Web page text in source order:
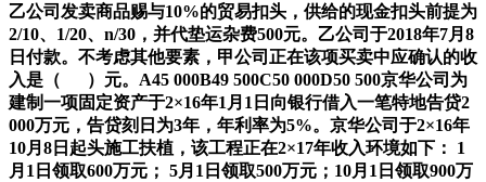
乙公司发卖商品赐与10%的贸易扣头，供给的现金扣头前提为
2/10、1/20、n/30，并代垫运杂费500元。乙公司于2018年7月8
日付款。不考虑其他要素，甲公司正在该项买卖中应确认的收
入是（ ）元。A45 000B49 500C50 000D50 500京华公司为
建制一项固定资产于2×16年1月1日向银行借入一笔特地告贷2
000万元，告贷刻日为3年，年利率为5%。京华公司于2×16年
10月8日起头施工扶植，该工程正在2×17年收入环境如下： 1
月1日领取600万元； 5月1日领取500万元；10月1日领取900万